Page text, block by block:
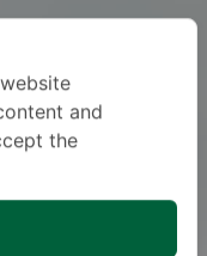
and
the